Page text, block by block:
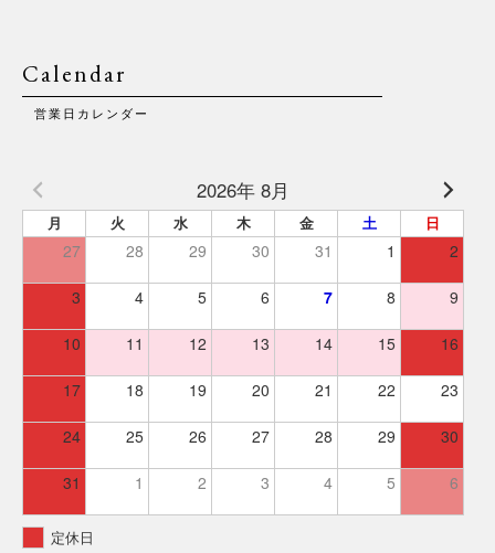
Calendar
営業日カレンダー
2026年 8月
月 火 水 木 金 土 日
27 28 29 30 31 1 2
3 4 5 6 7 8 9
10 11 12 13 14 15 16
17 18 19 20 21 22 23
24 25 26 27 28 29 30
31 1 2 3 4 5 6
定休日